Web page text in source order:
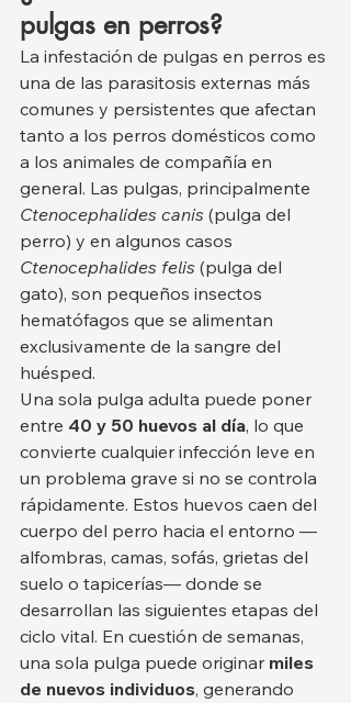
pulgas en perros?
La infestación de pulgas en perros es
una de las parasitosis externas más
comunes y persistentes que afectan
tanto a los perros domésticos como
a los animales de compañía en
general. Las pulgas, principalmente
Ctenocephalides canis (pulga del
perro) y en algunos casos
Ctenocephalides felis (pulga del
gato), son pequeños insectos
hematófagos que se alimentan
exclusivamente de la sangre del
huésped.
Una sola pulga adulta puede poner
entre 40 y 50 huevos al día, lo que
convierte cualquier infección leve en
un problema grave si no se controla
rápidamente. Estos huevos caen del
cuerpo del perro hacia el entorno —
alfombras, camas, sofás, grietas del
suelo o tapicerías— donde se
desarrollan las siguientes etapas del
ciclo vital. En cuestión de semanas,
una sola pulga puede originar miles
de nuevos individuos, generando